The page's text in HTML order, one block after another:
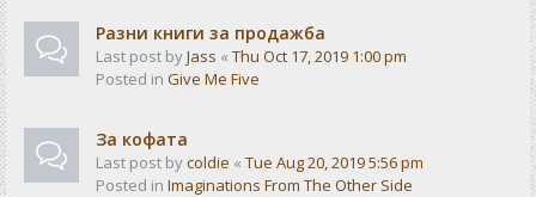
Разни книги за продажба
Last post byJass « Thu Oct 17, 2019 1:00 pm
Posted in Give Me Five
За кофата
Last post bycoldie « Tue Aug 20, 2019 5:56 pm
Posted in Imaginations From The Other Side